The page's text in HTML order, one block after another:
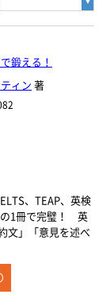
鍛える！
ィン 著
、TEAP、英検
の1冊で完璧！ 英
文」「意見を述べ